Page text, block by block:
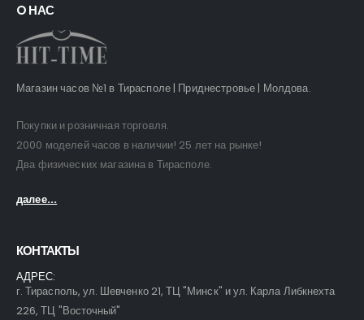
O НАС
Магазин часов №1 в Тирасполе | Приднестровье | Молдова.
Покупки и розничная торговля.
2000 моделей часов в наличии! 25 лет на рынке!
Два физических магазина в Тирасполе.
далее...
КОНТАКТЫ
АДРЕС:
г. Тирасполь, ул. Шевченко 21, ТЦ "Минск" и ул. Карла Либкнехта
226, ТЦ "Восточный"